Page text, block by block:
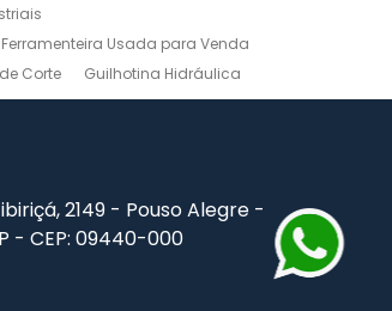
Usada para Venda
Corte
Guilhotina Hidráulica
Marceneiro
Industriais Compra e Venda
2149 - Pouso Alegre -
- CEP: 09440-000